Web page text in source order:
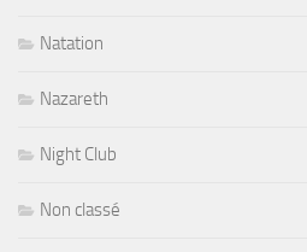
Natation
Nazareth
Night Club
Non classé